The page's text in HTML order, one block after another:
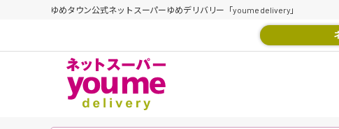
ゆめタウン公式ネットスーパーゆめデリバリー「youme delivery」